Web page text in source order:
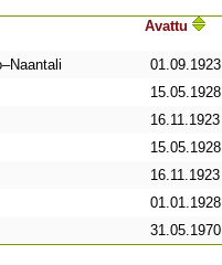
Avattu
01.09.1923
15.05.1928
16.11.1923
15.05.1928
16.11.1923
01.01.1928
31.05.1970